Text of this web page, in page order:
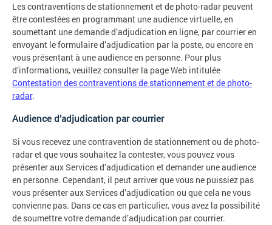
Les contraventions de stationnement et de photo-radar peuvent
être contestées en programmant une audience virtuelle, en
soumettant une demande d’adjudication en ligne, par courrier en
envoyant le formulaire d’adjudication par la poste, ou encore en
vous présentant à une audience en personne. Pour plus
d’informations, veuillez consulter la page Web intitulée
Contestation des contraventions de stationnement et de photo-
radar.
Audience d’adjudication par courrier
Si vous recevez une contravention de stationnement ou de photo-
radar et que vous souhaitez la contester, vous pouvez vous
présenter aux Services d’adjudication et demander une audience
en personne. Cependant, il peut arriver que vous ne puissiez pas
vous présenter aux Services d’adjudication ou que cela ne vous
convienne pas. Dans ce cas en particulier, vous avez la possibilité
de soumettre votre demande d’adjudication par courrier.